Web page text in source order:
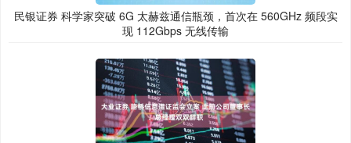
民银证券 科学家突破 6G 太赫兹通信瓶颈，首次在 560GHz 频段实
现 112Gbps 无线传输